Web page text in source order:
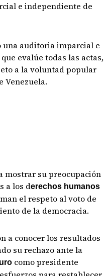
e independiente de
una auditoria imparcial e
evalúe todas las actas,
a la voluntad popular
Venezuela.
mostrar su preocupación
a los derechos humanos
el respeto al voto de
de la democracia.
a conocer los resultados
su rechazo ante la
como presidente